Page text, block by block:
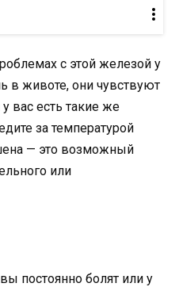
с этой железой у
в животе, они чувствуют
вас есть такие же
за температурой
— это возможный
или
постоянно болят или у